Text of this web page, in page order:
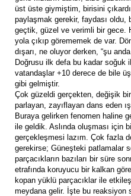
üst üste giymiştim, birisini
paylaşmak gerekir, faydası oldu,
geçtik, güzel ve verimli bir gece.
yola çıkıp görememek de var.
dışarı, ne oluyor derken, “şu
Doğrusu ilk defa bu kadar soğuk
vatandaşlar +10 derece de bile
gibi gelmiştir.
Çok güzeldi gerçekten, değişik
parlayan, zayıflayan dans eden
Buraya gelirken fenomen haline
ile geldik. Aslında oluşması için
gerçekleşmesi lazım. Çok fazla
gerekirse; Güneşteki patlamalar
parçacıkların bazıları bir süre
etrafında koruyucu bir kalkan
kopan yüklü parçacıklar ile
meydana gelir. İşte bu reaksiyon